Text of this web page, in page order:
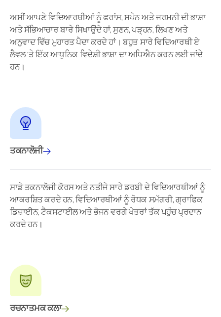
ਅਸੀਂ ਆਪਣੇ ਵਿਦਿਆਰਥੀਆਂ ਨੂੰ ਫਰਾਂਸ, ਸਪੇਨ ਅਤੇ ਜਰਮਨੀ ਦੀ ਭਾਸ਼ਾ
ਅਤੇ ਸੱਭਿਆਚਾਰ ਬਾਰੇ ਸਿਖਾਉਂਦੇ ਹਾਂ, ਸੁਣਨ, ਪੜ੍ਹਨ, ਲਿਖਣ ਅਤੇ
ਅਨੁਵਾਦ ਵਿੱਚ ਮੁਹਾਰਤ ਪੈਦਾ ਕਰਦੇ ਹਾਂ। ਬਹੁਤ ਸਾਰੇ ਵਿਦਿਆਰਥੀ ਏ
ਲੈਵਲ 'ਤੇ ਇੱਕ ਆਧੁਨਿਕ ਵਿਦੇਸ਼ੀ ਭਾਸ਼ਾ ਦਾ ਅਧਿਐਨ ਕਰਨ ਲਈ ਜਾਂਦੇ
ਹਨ।
ਤਕਨਾਲੋਜੀ
ਸਾਡੇ ਤਕਨਾਲੋਜੀ ਕੋਰਸ ਅਤੇ ਨਤੀਜੇ ਸਾਰੇ ਡਰਬੀ ਦੇ ਵਿਦਿਆਰਥੀਆਂ ਨੂੰ
ਆਕਰਸ਼ਿਤ ਕਰਦੇ ਹਨ, ਵਿਦਿਆਰਥੀਆਂ ਨੂੰ ਰੋਧਕ ਸਮੱਗਰੀ, ਗ੍ਰਾਫਿਕ
ਡਿਜ਼ਾਈਨ, ਟੈਕਸਟਾਈਲ ਅਤੇ ਭੋਜਨ ਵਰਗੇ ਖੇਤਰਾਂ ਤੱਕ ਪਹੁੰਚ ਪ੍ਰਦਾਨ
ਕਰਦੇ ਹਨ।
ਰਚਨਾਤਮਕ ਕਲਾ